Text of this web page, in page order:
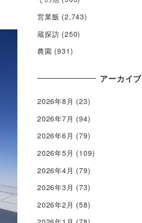
営業飯 (2,743)
蔵探訪 (250)
農園 (931)
アーカイブ
2026年8月 (23)
2026年7月 (94)
2026年6月 (79)
2026年5月 (109)
2026年4月 (79)
2026年3月 (73)
2026年2月 (58)